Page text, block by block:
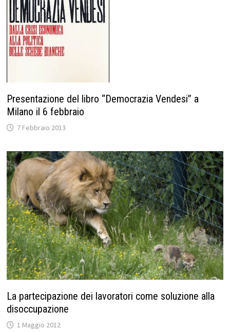
Presentazione del libro “Democrazia Vendesi” a
Milano il 6 febbraio
7 Febbraio 2013
La partecipazione dei lavoratori come soluzione alla
disoccupazione
1 Maggio 2012